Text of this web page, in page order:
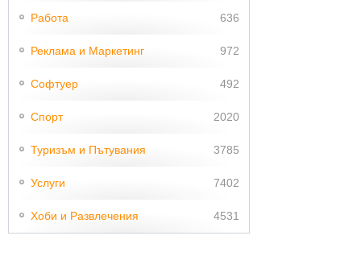
Работа 636
Реклама и Маркетинг 972
Софтуер 492
Спорт 2020
Туризъм и Пътувания 3785
Услуги 7402
Хоби и Развлечения 4531